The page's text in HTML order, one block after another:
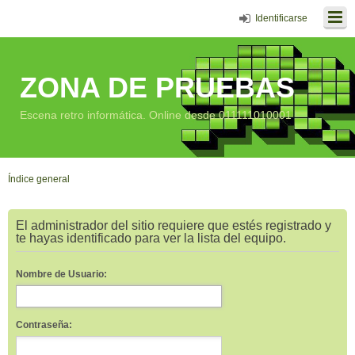
Identificarse
ZONA DE PRUEBAS
Escena retro informática. Online desde 011111010001
Índice general
El administrador del sitio requiere que estés registrado y
te hayas identificado para ver la lista del equipo.
Nombre de Usuario:
Contraseña: